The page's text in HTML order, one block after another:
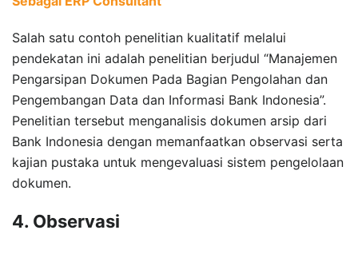
Salah satu contoh penelitian kualitatif melalui
pendekatan ini adalah penelitian berjudul “Manajemen
Pengarsipan Dokumen Pada Bagian Pengolahan dan
Pengembangan Data dan Informasi Bank Indonesia”.
Penelitian tersebut menganalisis dokumen arsip dari
Bank Indonesia dengan memanfaatkan observasi serta
kajian pustaka untuk mengevaluasi sistem pengelolaan
dokumen.
4. Observasi